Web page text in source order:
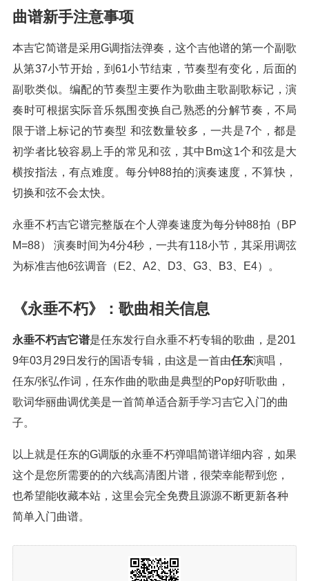
曲谱新手注意事项
本吉它简谱是采用G调指法弹奏，这个吉他谱的第一个副歌
从第37小节开始，到61小节结束，节奏型有变化，后面的
副歌类似。编配的节奏型主要作为歌曲主歌副歌标记，演
奏时可根据实际音乐氛围变换自己熟悉的分解节奏，不局
限于谱上标记的节奏型 和弦数量较多，一共是7个，都是
初学者比较容易上手的常见和弦，其中Bm这1个和弦是大
横按指法，有点难度。每分钟88拍的演奏速度，不算快，
切换和弦不会太快。
永垂不朽吉它谱完整版在个人弹奏速度为每分钟88拍（BP
M=88） 演奏时间为4分4秒，一共有118小节，其采用调弦
为标准吉他6弦调音（E2、A2、D3、G3、B3、E4）。
《永垂不朽》：歌曲相关信息
永垂不朽吉它谱是任东发行自永垂不朽专辑的歌曲，是201
9年03月29日发行的国语专辑，由这是一首由任东演唱，
任东/张弘作词，任东作曲的歌曲是典型的Pop好听歌曲，
歌词华丽曲调优美是一首简单适合新手学习吉它入门的曲
子。
以上就是任东的G调版的永垂不朽弹唱简谱详细内容，如果
这个是您所需要的的六线高清图片谱，很荣幸能帮到您，
也希望能收藏本站，这里会完全免费且源源不断更新各种
简单入门曲谱。